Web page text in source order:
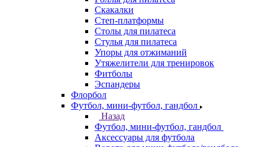
Скакалки
Степ-платформы
Столы для пилатеса
Стулья для пилатеса
Упоры для отжиманий
Утяжелители для тренировок
Фитболы
Эспандеры
Флорбол
Футбол, мини-футбол, гандбол
Назад
Футбол, мини-футбол, гандбол
Аксессуары для футбола